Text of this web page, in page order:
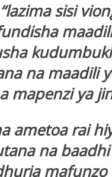
sisi
na maadili
mapenzi ya
ametoa rai
na